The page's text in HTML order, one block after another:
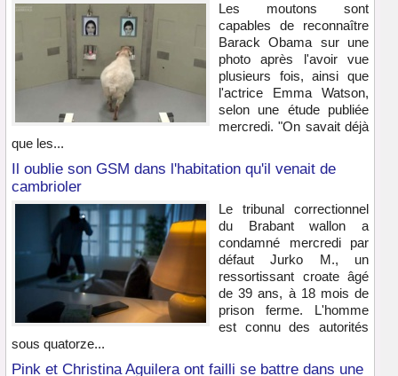
Les moutons sont
capables de reconnaître
Barack Obama sur une
photo après l'avoir vue
plusieurs fois, ainsi que
l'actrice Emma Watson,
selon une étude publiée
mercredi. "On savait déjà
que les...
Il oublie son GSM dans l'habitation qu'il venait de
cambrioler
Le tribunal correctionnel
du Brabant wallon a
condamné mercredi par
défaut Jurko M., un
ressortissant croate âgé
de 39 ans, à 18 mois de
prison ferme. L'homme
est connu des autorités
sous quatorze...
Pink et Christina Aguilera ont failli se battre dans une